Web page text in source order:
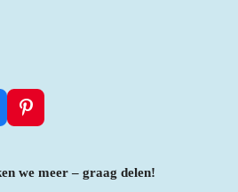
P
we meer – graag delen!